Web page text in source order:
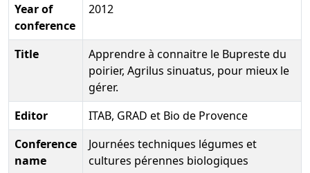
Year of
conference
2012
Title
Apprendre à connaitre le Bupreste du
poirier, Agrilus sinuatus, pour mieux le
gérer.
Editor
ITAB, GRAD et Bio de Provence
Conference
name
Journées techniques légumes et
cultures pérennes biologiques